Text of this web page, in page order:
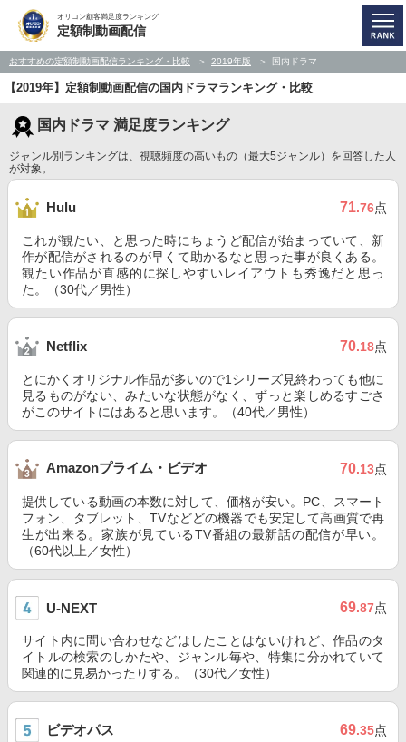
オリコン顧客満足度ランキング
定額制動画配信
おすすめの定額制動画配信ランキング・比較 2019年版 国内ドラマ
【2019年】定額制動画配信の国内ドラマランキング・比較
国内ドラマ 満足度ランキング
ジャンル別ランキングは、視聴頻度の高いもの（最大5ジャンル）を回答した人
が対象。
Hulu 71.76点
これが観たい、と思った時にちょうど配信が始まっていて、新
作が配信がされるのが早くて助かるなと思った事が良くある。
観たい作品が直感的に探しやすいレイアウトも秀逸だと思っ
た。（30代／男性）
Netflix 70.18点
とにかくオリジナル作品が多いので1シリーズ見終わっても他に
見るものがない、みたいな状態がなく、ずっと楽しめるすごさ
がこのサイトにはあると思います。（40代／男性）
Amazonプライム・ビデオ 70.13点
提供している動画の本数に対して、価格が安い。PC、スマート
フォン、タブレット、TVなどどの機器でも安定して高画質で再
生が出来る。家族が見ているTV番組の最新話の配信が早い。
（60代以上／女性）
U-NEXT 69.87点
サイト内に問い合わせなどはしたことはないけれど、作品のタ
イトルの検索のしかたや、ジャンル毎や、特集に分かれていて
関連的に見易かったりする。（30代／女性）
ビデオパス 69.35点